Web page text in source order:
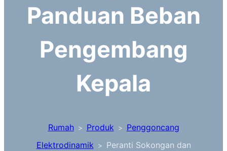
Panduan Beban
Pengembang
Kepala
Rumah> Produk > Penggoncang
Elektrodinamik > Peranti Sokongan dan